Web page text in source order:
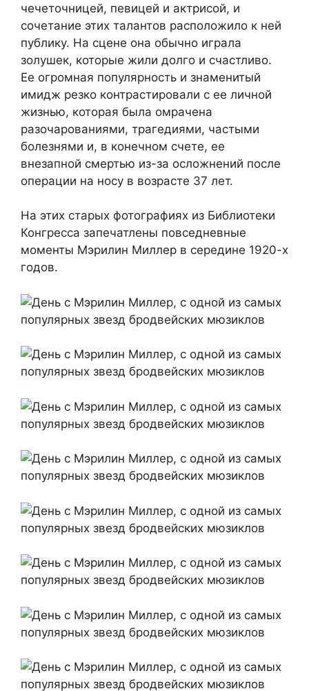
чечеточницей, певицей и актрисой, и
сочетание этих талантов расположило к ней
публику. На сцене она обычно играла
золушек, которые жили долго и счастливо.
Ее огромная популярность и знаменитый
имидж резко контрастировали с ее личной
жизнью, которая была омрачена
разочарованиями, трагедиями, частыми
болезнями и, в конечном счете, ее
внезапной смертью из-за осложнений после
операции на носу в возрасте 37 лет.
На этих старых фотографиях из Библиотеки
Конгресса запечатлены повседневные
моменты Мэрилин Миллер в середине 1920-х
годов.